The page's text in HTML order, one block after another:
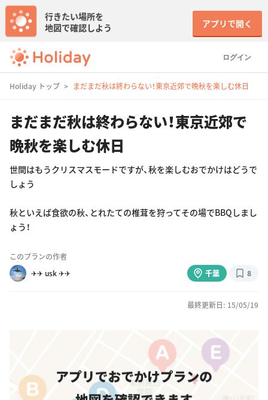
ログイン
行きたい場所を
地図で確認しよう
アプリで開く
Holiday トップ まだまだ秋は終わらない！東京近郊で晩秋を楽しむ休日
まだまだ秋は終わらない！東京近郊で
晩秋を楽しむ休日
世間はもうクリスマスモードですが、秋を楽しむおでかけはどうで
しょう
秋といえば食欲の秋、とれたての椎茸を狩ってその場でBBQしまし
ょう！
このプランの作者
✈✈ usk ✈✈
千葉 8
最終更新日: 15/05/19